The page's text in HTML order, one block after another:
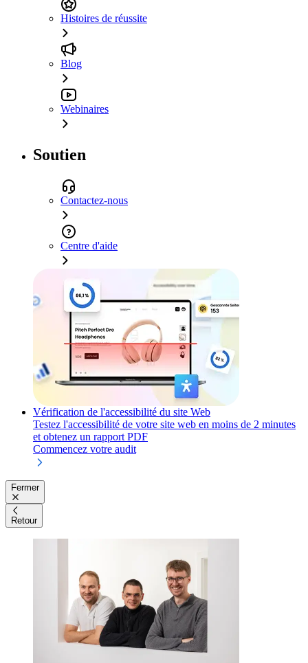
Histoires de réussite
Blog
Webinaires
Soutien
Contactez-nous
Centre d'aide
Vérification de l'accessibilité du site Web
Testez l'accessibilité de votre site web en moins de 2 minutes
et obtenez un rapport PDF
Commencez votre audit
Fermer
Retour